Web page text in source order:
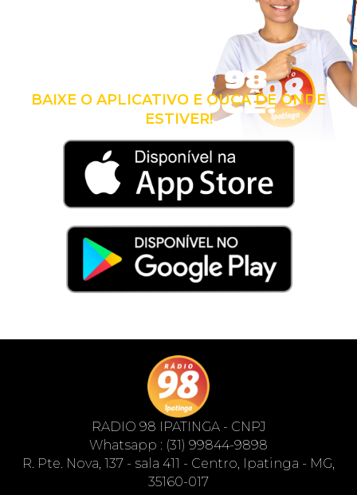
LEVE A 98
COM VOCÊ!
BAIXE O APLICATIVO E OUÇA DE ONDE
ESTIVER!
RADIO 98 IPATINGA - CNPJ
Whatsapp : (31) 99844-9898
R. Pte. Nova, 137 - sala 411 - Centro, Ipatinga - MG,
35160-017